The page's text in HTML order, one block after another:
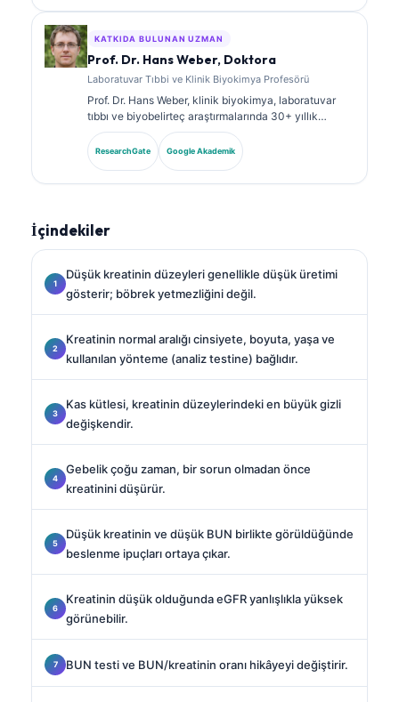
KATKIDA BULUNAN UZMAN
Prof. Dr. Hans Weber, Doktora
Laboratuvar Tıbbi ve Klinik Biyokimya Profesörü
Prof. Dr. Hans Weber, klinik biyokimya, laboratuvar
tıbbı ve biyobelirteç araştırmalarında 30+ yıllık
uzmanlığa sahiptir. Alman Klinik Kimya Derneği’nin
eski Başkanıdır; tanısal panel analizi, biyobelirteç
standardizasyonu ve yapay zeka destekli laboratuvar
ResearchGate Google Akademik
İçindekiler
Düşük kreatinin düzeyleri genellikle düşük üretimi
gösterir; böbrek yetmezliğini değil.
Kreatinin normal aralığı cinsiyete, boyuta, yaşa ve
kullanılan yönteme (analiz testine) bağlıdır.
Kas kütlesi, kreatinin düzeylerindeki en büyük gizli
değişkendir.
Gebelik çoğu zaman, bir sorun olmadan önce
kreatinini düşürür.
Düşük kreatinin ve düşük BUN birlikte görüldüğünde
beslenme ipuçları ortaya çıkar.
Kreatinin düşük olduğunda eGFR yanlışlıkla yüksek
görünebilir.
BUN testi ve BUN/kreatinin oranı hikâyeyi değiştirir.